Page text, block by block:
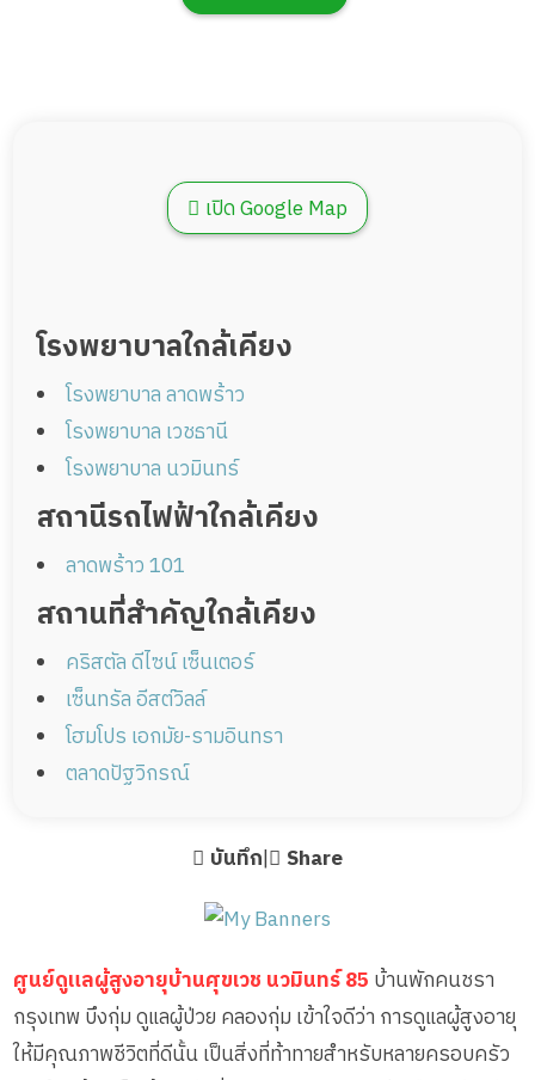
เปิด Google Map
โรงพยาบาลใกล้เคียง
โรงพยาบาล ลาดพร้าว
โรงพยาบาล เวชธานี
โรงพยาบาล นวมินทร์
สถานีรถไฟฟ้าใกล้เคียง
ลาดพร้าว 101
สถานที่สำคัญใกล้เคียง
คริสตัล ดีไซน์ เซ็นเตอร์
เซ็นทรัล อีสต์วิลล์
โฮมโปร เอกมัย-รามอินทรา
ตลาดปัฐวิกรณ์
บันทึก| Share
ศูนย์ดูแลผู้สูงอายุบ้านศุขเวช นวมินทร์ 85 บ้านพักคนชรา
กรุงเทพ บึงกุ่ม ดูแลผู้ป่วย คลองกุ่ม เข้าใจดีว่า การดูแลผู้สูงอายุ
ให้มีคุณภาพชีวิตที่ดีนั้น เป็นสิ่งที่ท้าทายสำหรับหลายครอบครัว